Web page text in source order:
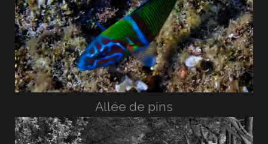
Allée de pins